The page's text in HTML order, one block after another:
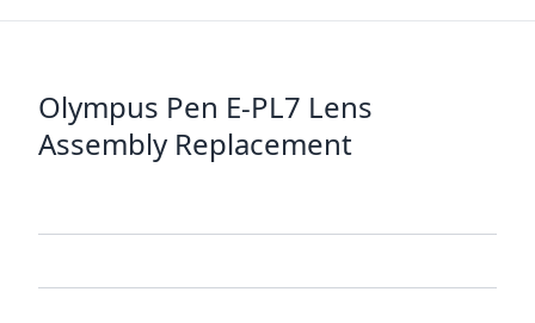
Olympus Pen E-PL7 Lens
Assembly Replacement